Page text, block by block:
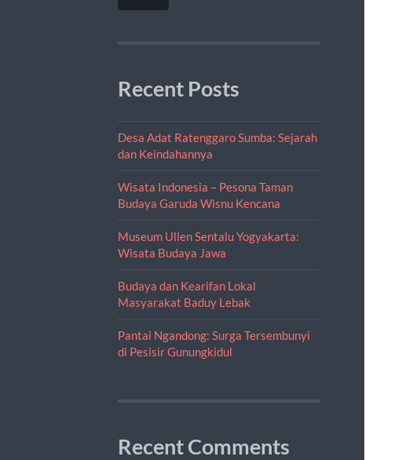
Recent Posts
Desa Adat Ratenggaro Sumba: Sejarah
dan Keindahannya
Wisata Indonesia – Pesona Taman
Budaya Garuda Wisnu Kencana
Museum Ullen Sentalu Yogyakarta:
Wisata Budaya Jawa
Budaya dan Kearifan Lokal
Masyarakat Baduy Lebak
Pantai Ngandong: Surga Tersembunyi
di Pesisir Gunungkidul
Recent Comments